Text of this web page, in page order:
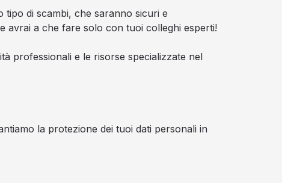
di scambi, che saranno sicuri e
avrai a che fare solo con tuoi colleghi esperti!
professionali e le risorse specializzate nel
la protezione dei tuoi dati personali in